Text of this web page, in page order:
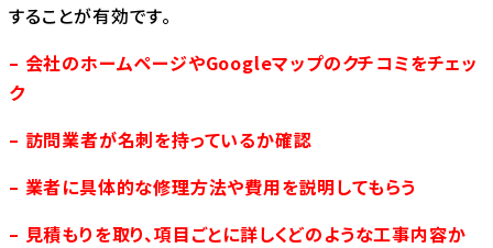
することが有効です。
– 会社のホームページやGoogleマップのクチコミをチェッ
ク
– 訪問業者が名刺を持っているか確認
– 業者に具体的な修理方法や費用を説明してもらう
– 見積もりを取り、項目ごとに詳しくどのような工事内容か